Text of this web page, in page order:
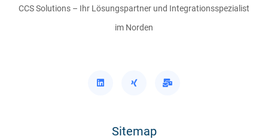
CCS Solutions – Ihr Lösungspartner und Integrationsspezialist
im Norden
Sitemap